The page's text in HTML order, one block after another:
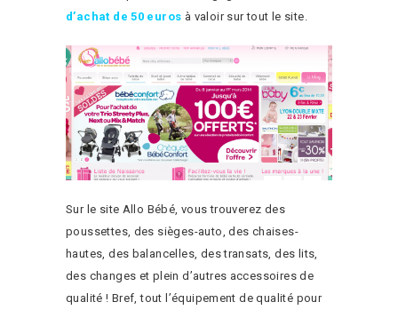
d’achat de 50 euros à valoir sur tout le site.
Sur le site Allo Bébé, vous trouverez des
poussettes, des sièges-auto, des chaises-
hautes, des balancelles, des transats, des lits,
des changes et plein d’autres accessoires de
qualité ! Bref, tout l’équipement de qualité pour